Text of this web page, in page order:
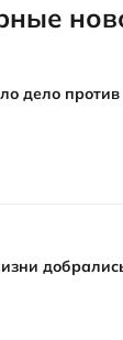
дело